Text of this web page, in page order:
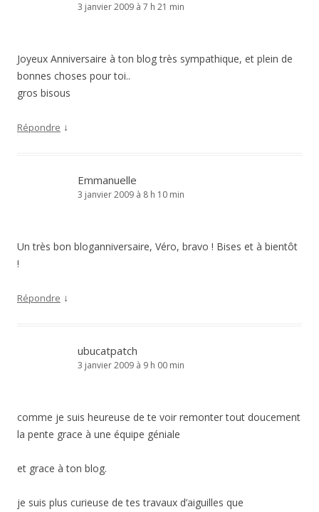
3 janvier 2009 à 7 h 21 min
Joyeux Anniversaire à ton blog très sympathique, et plein de
bonnes choses pour toi..
gros bisous
Répondre ↓
Emmanuelle
3 janvier 2009 à 8 h 10 min
Un très bon bloganniversaire, Véro, bravo ! Bises et à bientôt
!
Répondre ↓
ubucatpatch
3 janvier 2009 à 9 h 00 min
comme je suis heureuse de te voir remonter tout doucement
la pente grace à une équipe géniale
et grace à ton blog.
je suis plus curieuse de tes travaux d’aiguilles que